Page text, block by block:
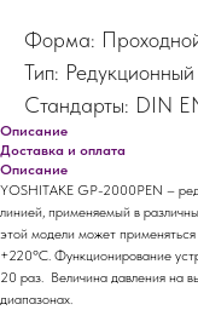
Форма:
Тип:
Стандарты: DIN
Описание
Доставка и оплата
Описание
YOSHITAKE GP-2000PEN –
линией, применяемый в
этой модели может
+220ºС. Функционирование
20 раз. Величина давления на
диапазонах.